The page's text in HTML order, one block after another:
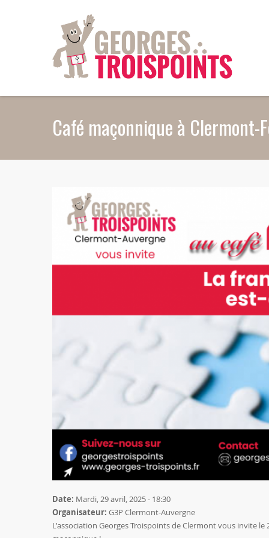
Café maçonnique à
Date: Mardi, 29 avril, 2025 - 18:30
Organisateur: G3P Clermont-Auvergne
L'association Georges Troispoints de Clermont vous invite le